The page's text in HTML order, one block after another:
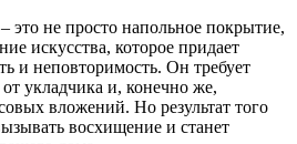
это не просто напольное покрытие,
искусства, которое придает
и неповторимость. Он требует
укладчика и, конечно же,
вложений. Но результат того
восхищение и станет